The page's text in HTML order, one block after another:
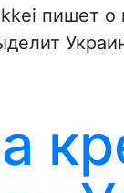
пишет о